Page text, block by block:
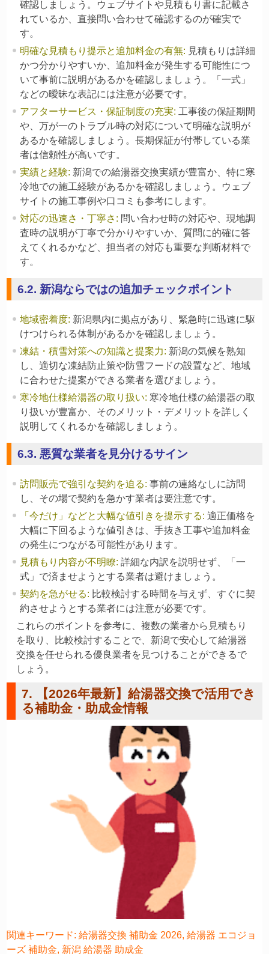
確認しましょう。ウェブサイトや見積もり書に記載さ
れているか、直接問い合わせて確認するのが確実で
す。
明確な見積もり提示と追加料金の有無: 見積もりは詳細
かつ分かりやすいか、追加料金が発生する可能性につ
いて事前に説明があるかを確認しましょう。「一式」
などの曖昧な表記には注意が必要です。
アフターサービス・保証制度の充実: 工事後の保証期間
や、万が一のトラブル時の対応について明確な説明が
あるかを確認しましょう。長期保証が付帯している業
者は信頼性が高いです。
実績と経験: 新潟での給湯器交換実績が豊富か、特に寒
冷地での施工経験があるかを確認しましょう。ウェブ
サイトの施工事例や口コミも参考にします。
対応の迅速さ・丁寧さ : 問い合わせ時の対応や、現地調
査時の説明が丁寧で分かりやすいか、質問に的確に答
えてくれるかなど、担当者の対応も重要な判断材料で
す。
6.2. 新潟ならではの追加チェックポイント
地域密着度: 新潟県内に拠点があり、緊急時に迅速に駆
けつけられる体制があるかを確認しましょう。
凍結・積雪対策への知識と提案力: 新潟の気候を熟知
し、適切な凍結防止策や防雪フードの設置など、地域
に合わせた提案ができる業者を選びましょう。
寒冷地仕様給湯器の取り扱い: 寒冷地仕様の給湯器の取
り扱いが豊富か、そのメリット・デメリットを詳しく
説明してくれるかを確認しましょう。
6.3. 悪質な業者を見分けるサイン
訪問販売で強引な契約を迫る: 事前の連絡なしに訪問
し、その場で契約を急かす業者は要注意です。
「今だけ」などと大幅な値引きを提示する: 適正価格を
大幅に下回るような値引きは、手抜き工事や追加料金
の発生につながる可能性があります。
見積もり内容が不明瞭: 詳細な内訳を説明せず、「一
式」で済ませようとする業者は避けましょう。
契約を急がせる: 比較検討する時間を与えず、すぐに契
約させようとする業者には注意が必要です。
これらのポイントを参考に、複数の業者から見積もり
を取り、比較検討することで、新潟で安心して給湯器
交換を任せられる優良業者を見つけることができるで
しょう。
7. 【2026年最新】給湯器交換で活用でき
る補助金・助成金情報
関連キーワード: 給湯器交換 補助金 2026, 給湯器 エコジョ
ーズ 補助金, 新潟 給湯器 助成金